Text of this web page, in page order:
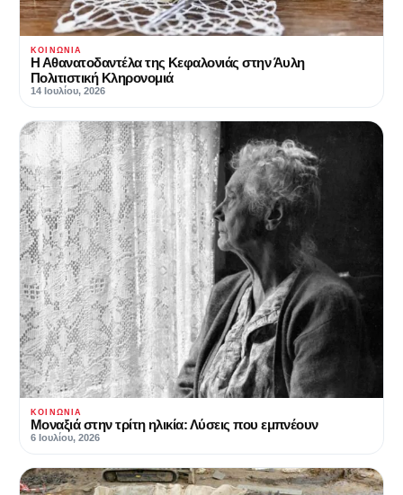
ΚΟΙΝΩΝΊΑ
Η Αθανατοδαντέλα της Κεφαλονιάς στην Άυλη
Πολιτιστική Κληρονομιά
14 Ιουλίου, 2026
ΚΟΙΝΩΝΊΑ
Μοναξιά στην τρίτη ηλικία: Λύσεις που εμπνέουν
6 Ιουλίου, 2026